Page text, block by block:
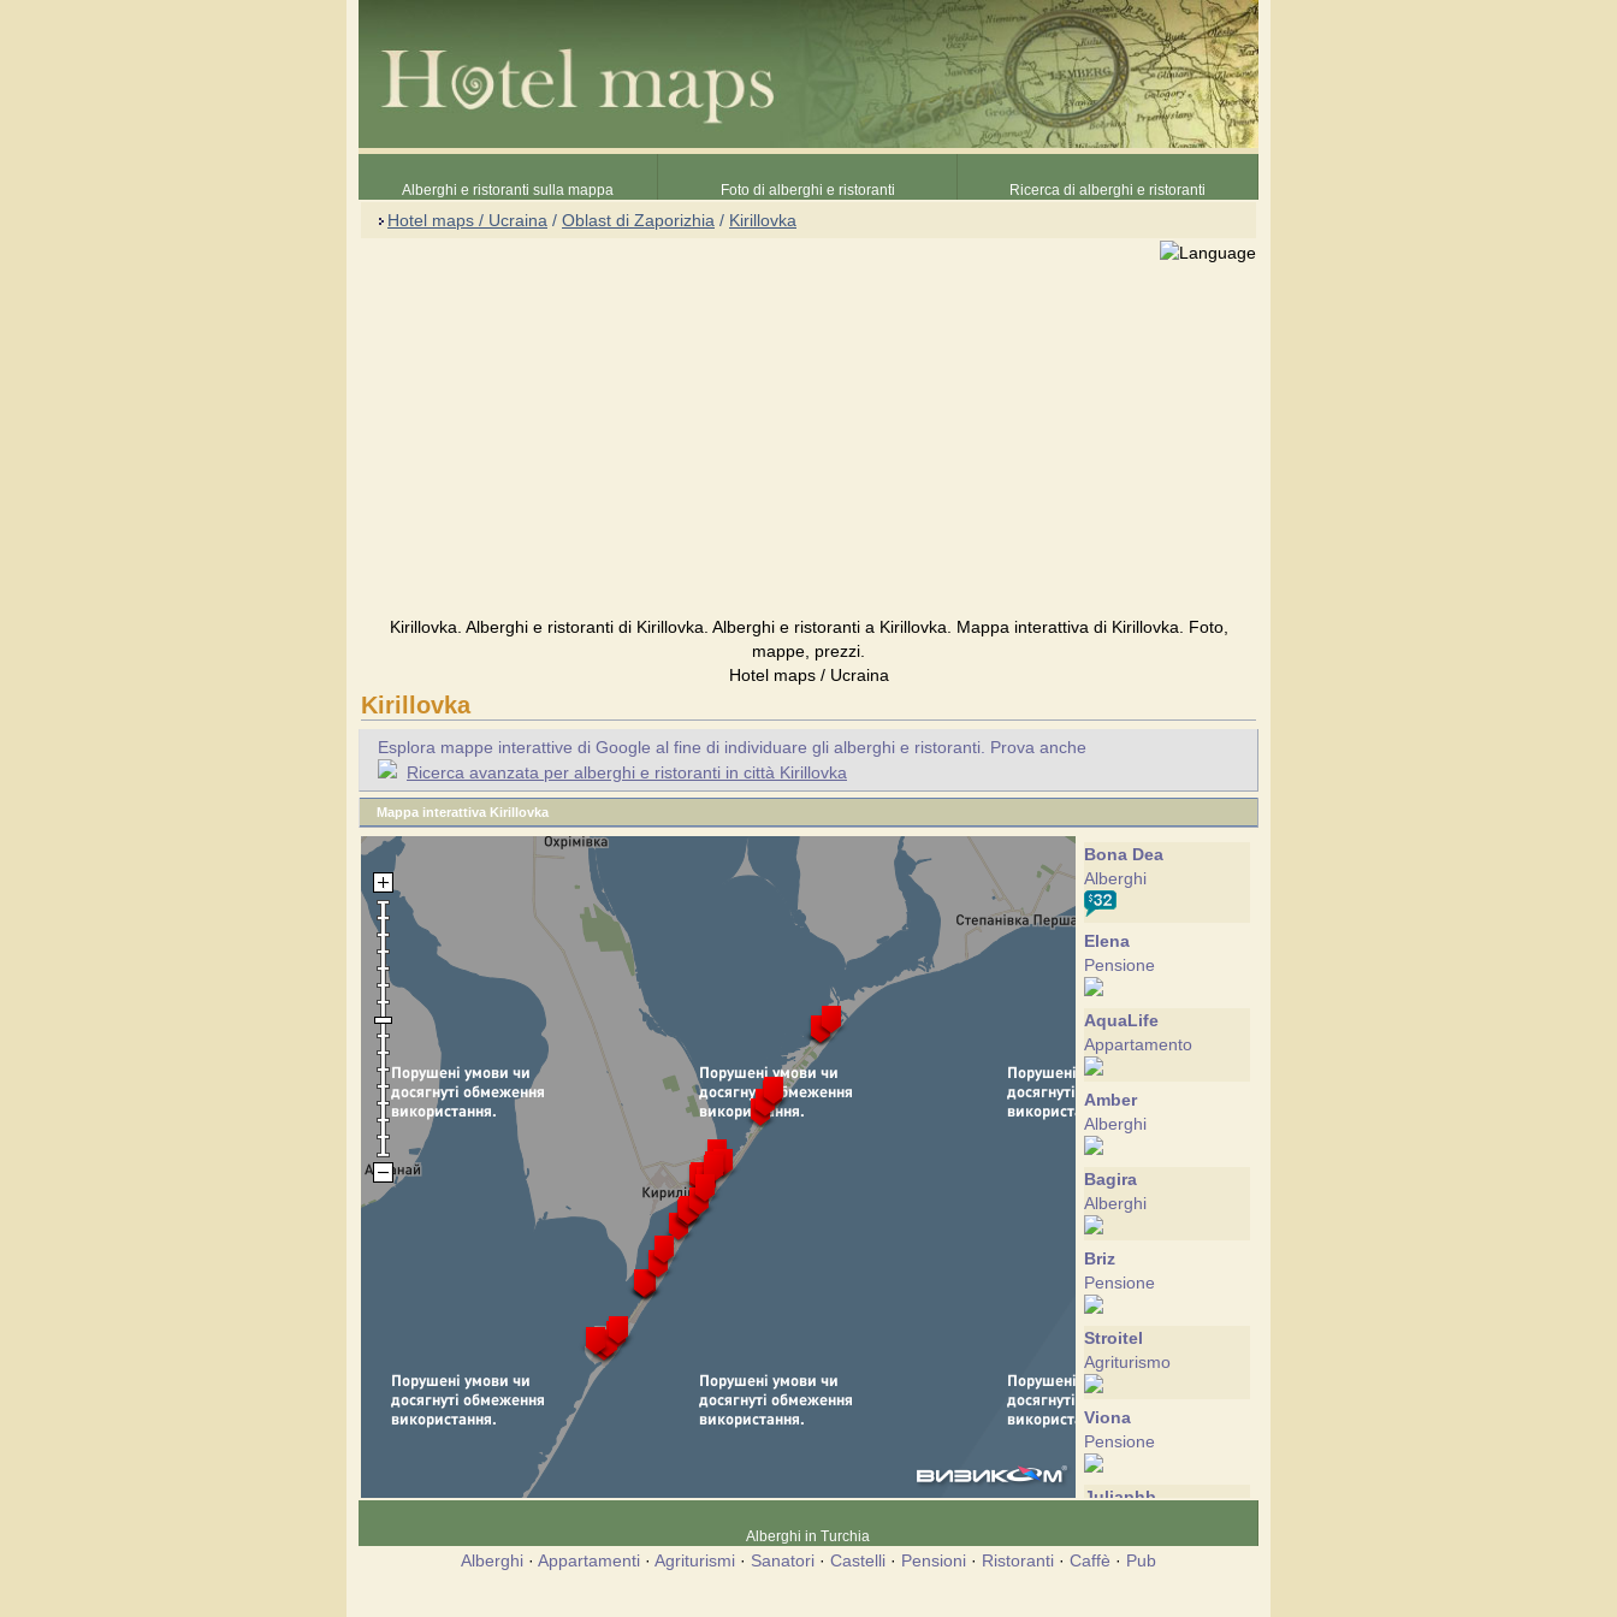
Alberghi e ristoranti sulla mappa Foto di alberghi e ristoranti Ricerca di alberghi e ristoranti
Hotel maps / Ucraina / Oblast di Zaporizhia / Kirillovka
Kirillovka. Alberghi e ristoranti di Kirillovka. Alberghi e ristoranti a Kirillovka. Mappa interattiva di Kirillovka. Foto,
mappe, prezzi.
Hotel maps / Ucraina
Kirillovka
Esplora mappe interattive di Google al fine di individuare gli alberghi e ristoranti. Prova anche
Ricerca avanzata per alberghi e ristoranti in città Kirillovka
Mappa interattiva Kirillovka
Bona Dea
Alberghi
Elena
Pensione
AquaLife
Appartamento
Amber
Alberghi
Bagira
Alberghi
Briz
Pensione
Stroitel
Agriturismo
Viona
Pensione
Juliaphb
Alberghi in Turchia
Alberghi · Appartamenti · Agriturismi · Sanatori · Castelli · Pensioni · Ristoranti · Caffè · Pub